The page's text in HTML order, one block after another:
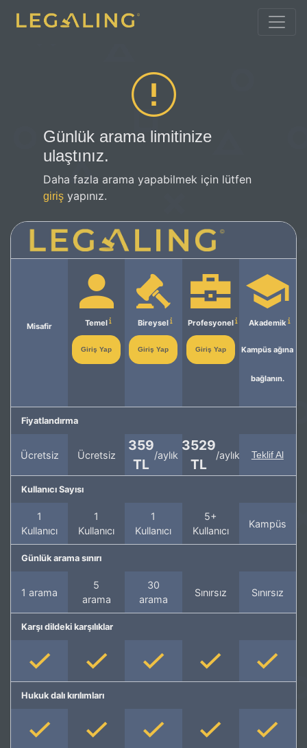
Günlük arama limitinize
ulaştınız.
Daha fazla arama yapabilmek için lütfen
giriş yapınız.
Misafir Temel
Giriş Yap
Bireysel
Giriş Yap
Profesyonel
Giriş Yap
Akademik
Kampüs ağına
bağlanın.
Fiyatlandırma
Ücretsiz Ücretsiz
359
TL
/aylık
3529
TL
/aylık Teklif Al
Kullanıcı Sayısı
1
Kullanıcı
1
Kullanıcı
1
Kullanıcı
5+
Kullanıcı
Kampüs
Günlük arama sınırı
1 arama
5
arama
30
arama
Sınırsız Sınırsız
Karşı dildeki karşılıklar
Hukuk dalı kırılımları